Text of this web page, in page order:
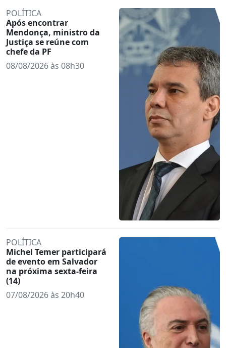
POLÍTICA
Após encontrar
Mendonça, ministro da
Justiça se reúne com
chefe da PF
08/08/2026 às 08h30
POLÍTICA
Michel Temer participará
de evento em Salvador
na próxima sexta-feira
(14)
07/08/2026 às 20h40